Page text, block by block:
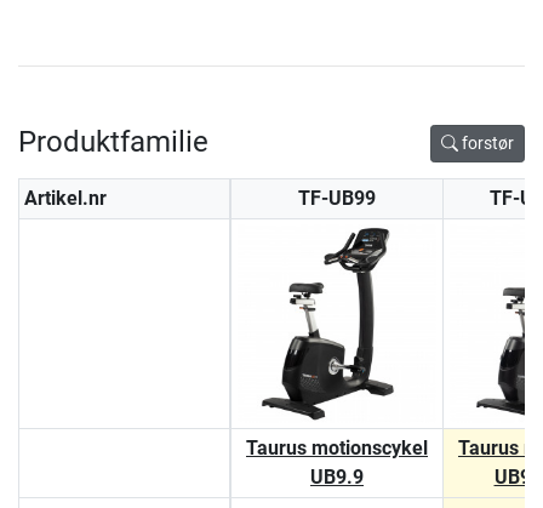
Produktfamilie forstør
Artikel.nr TF-UB99 TF-
Taurus motionscykel
UB9.9
Taurus